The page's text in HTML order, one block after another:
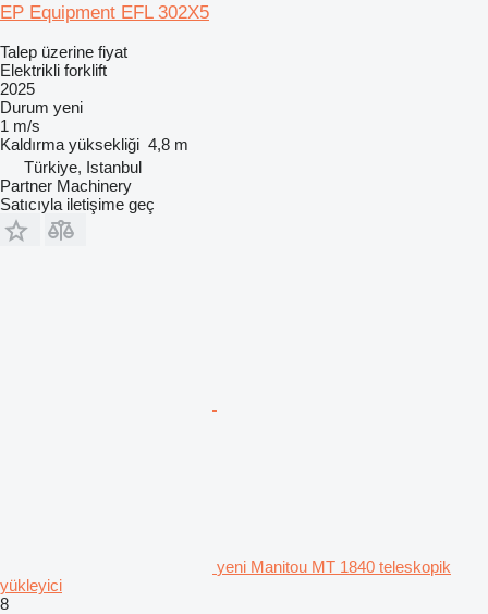
EP Equipment EFL 302X5
Talep üzerine fiyat
Elektrikli forklift
2025
Durum yeni
1 m/s
Kaldırma yüksekliği 4,8 m
Türkiye, Istanbul
Partner Machinery
Satıcıyla iletişime geç
yeni Manitou MT 1840 teleskopik
yükleyici
8